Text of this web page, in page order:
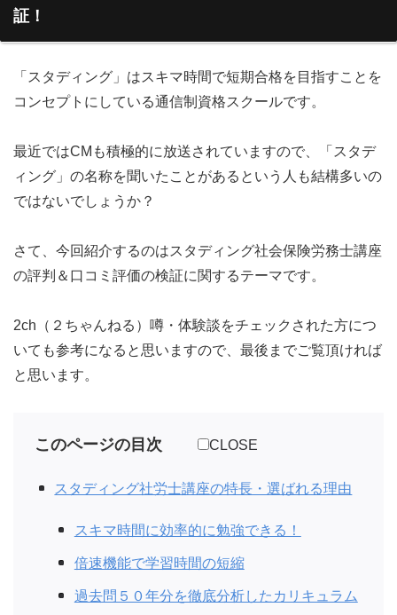
証！
「スタディング」はスキマ時間で短期合格を目指すことを
コンセプトにしている通信制資格スクールです。
最近ではCMも積極的に放送されていますので、「スタデ
ィング」の名称を聞いたことがあるという人も結構多いの
ではないでしょうか？
さて、今回紹介するのはスタディング社会保険労務士講座
の評判＆口コミ評価の検証に関するテーマです。
2ch（２ちゃんねる）噂・体験談をチェックされた方につ
いても参考になると思いますので、最後までご覧頂ければ
と思います。
このページの目次 CLOSE
スタディング社労士講座の特長・選ばれる理由
スキマ時間に効率的に勉強できる！
倍速機能で学習時間の短縮
過去問５０年分を徹底分析したカリキュラム